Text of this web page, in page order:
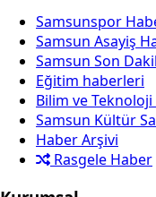
Samsunspor
Samsun Asayiş
Samsun Son
Eğitim haberleri
Bilim ve
Samsun Kültür
Haber Arşivi
Rasgele Haber